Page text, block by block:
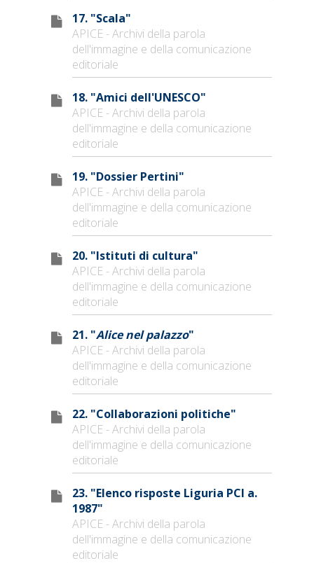
17. "Scala"
APICE - Archivi della parola
dell'immagine e della comunicazione
editoriale
18. "Amici dell'UNESCO"
APICE - Archivi della parola
dell'immagine e della comunicazione
editoriale
19. "Dossier Pertini"
APICE - Archivi della parola
dell'immagine e della comunicazione
editoriale
20. "Istituti di cultura"
APICE - Archivi della parola
dell'immagine e della comunicazione
editoriale
21. "Alice nel palazzo"
APICE - Archivi della parola
dell'immagine e della comunicazione
editoriale
22. "Collaborazioni politiche"
APICE - Archivi della parola
dell'immagine e della comunicazione
editoriale
23. "Elenco risposte Liguria PCI a.
1987"
APICE - Archivi della parola
dell'immagine e della comunicazione
editoriale